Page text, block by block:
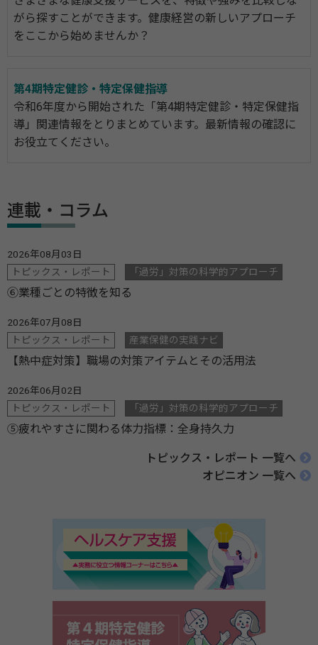
がら探すことができます。健康経営の新しいアプローチ
をここから始めませんか？
第4期特定健診・特定保健指導
令和6年度から開始された「第4期特定健診・特定保健指
導」関連情報をとりまとめています。最新情報の確認に
お役立てください。
連載・コラム
2026年08月03日
トピックス・レポート
「過労」対策の科学的アプローチ
⑥業種ごとの特徴を知る
2026年07月08日
トピックス・レポート
産業保健の実践ナビ
【熱中症対策】職場の対策アイテムとその活用法
2026年06月02日
トピックス・レポート
「過労」対策の科学的アプローチ
⑤疲れやすさに関わる体力指標：全身持久力
トピックス・レポート 一覧へ
オピニオン 一覧へ